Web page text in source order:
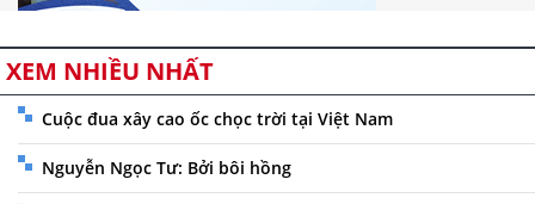
XEM NHIỀU NHẤT
Cuộc đua xây cao ốc chọc trời tại Việt Nam
Nguyễn Ngọc Tư: Bởi bôi hồng